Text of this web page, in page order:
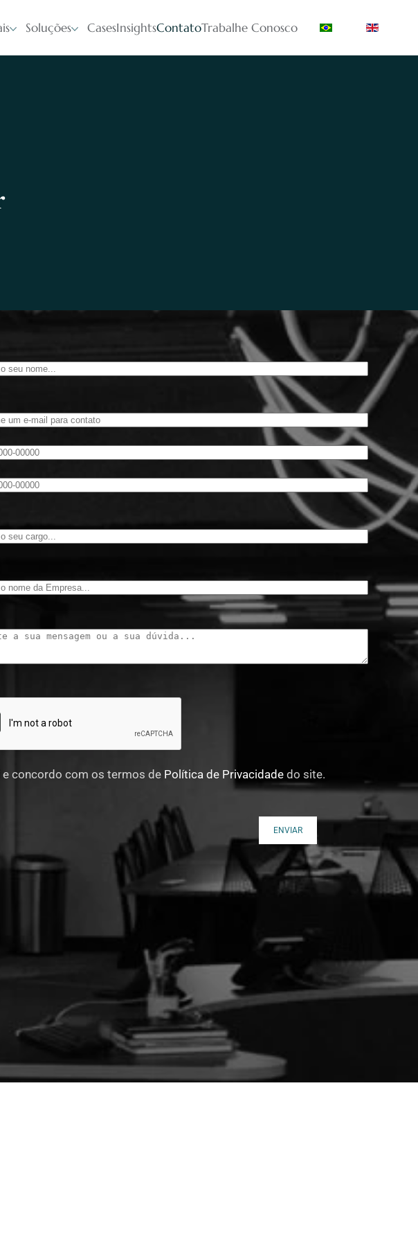
Soluções CasesInsightsContatoTrabalhe Conosco
e concordo com os termos de Política de Privacidadedo site.
ENVIAR